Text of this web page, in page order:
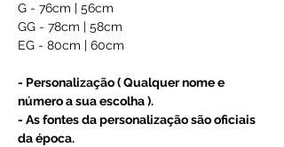
G - 76cm | 56cm
GG - 78cm | 58cm
EG - 80cm | 60cm
- Personalização ( Qualquer nome e
número a sua escolha ).
- As fontes da personalização são oficiais
da época.